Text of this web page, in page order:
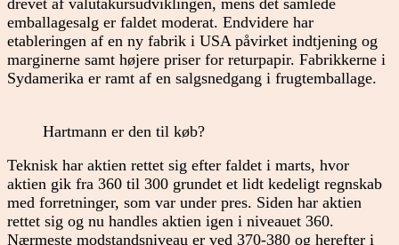
drevet af valutakursudviklingen, mens det samlede
emballagesalg er faldet moderat. Endvidere har
etableringen af en ny fabrik i USA påvirket indtjening og
marginerne samt højere priser for returpapir. Fabrikkerne i
Sydamerika er ramt af en salgsnedgang i frugtemballage.
Hartmann er den til køb?
Teknisk har aktien rettet sig efter faldet i marts, hvor
aktien gik fra 360 til 300 grundet et lidt kedeligt regnskab
med forretninger, som var under pres. Siden har aktien
rettet sig og nu handles aktien igen i niveauet 360.
Nærmeste modstandsniveau er ved 370-380 og herefter i